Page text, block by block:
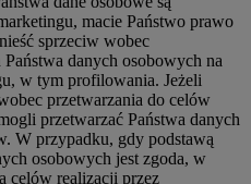
macie Państwo prawo
sprzeciw wobec
danych osobowych na
w tym profilowania. Jeżeli
przetwarzania do celów
przetwarzać Państwa danych
W przypadku, gdy podstawą
osobowych jest zgoda, w
celów realizacji przez